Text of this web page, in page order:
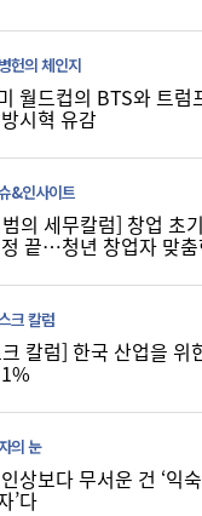
권 안 뺏긴다…현대차, “‘
’ 구축할 것”
차익실현에 4%대 급락…
켜내[마감시황]
헌의 체인지
월드컵의 BTS와 트럼
시혁 유감
&인사이트
의 세무칼럼] 창업 초
끝…청년 창업자 맞춤
크 칼럼
칼럼] 한국 산업을 위
의 눈
상보다 무서운 건 ‘익
’다